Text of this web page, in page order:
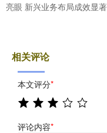
亮眼 新兴业务布局成效显著
相关评论
本文评分*
评论内容*